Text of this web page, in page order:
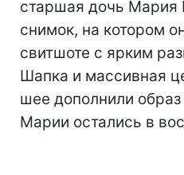
старшая дочь Мария
снимок, на котором
свитшоте с ярким
Шапка и массивная
шее дополнили
Марии остались в